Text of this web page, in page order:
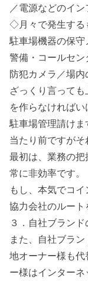
／電源などのイ
◇月々で発生する
駐車場機器の保
警備・コールセ
防犯カメラ／場
ざっくり言って
を作らなければ
駐車場管理請けま
当たり前ですがそ
最初は、業務の
常に非効率です。
もし、本気でコ
協力会社のルート
３．自社ブランド
また、自社ブラ
地オーナー様も
ー様はインター